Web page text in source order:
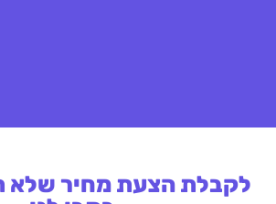
לקבלת הצעת מחיר שלא